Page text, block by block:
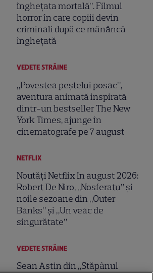
înghețata mortală”. Filmul
horror în care copiii devin
criminali după ce mănâncă
înghețată
VEDETE STRĂINE
„Povestea peștelui posac”,
aventura animată inspirată
dintr-un bestseller The New
York Times, ajunge în
cinematografe pe 7 august
NETFLIX
Noutăți Netflix în august 2026:
Robert De Niro, „Nosferatu” și
noile sezoane din „Outer
Banks” și „Un veac de
singurătate”
VEDETE STRĂINE
Sean Astin din „Stăpânul